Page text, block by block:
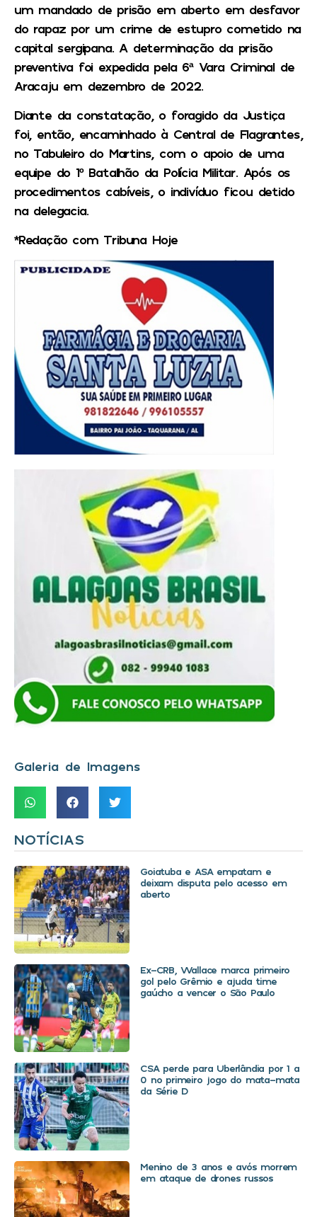
um mandado de prisão em aberto em desfavor
do rapaz por um crime de estupro cometido na
capital sergipana. A determinação da prisão
preventiva foi expedida pela 6ª Vara Criminal de
Aracaju em dezembro de 2022.
Diante da constatação, o foragido da Justiça
foi, então, encaminhado à Central de Flagrantes,
no Tabuleiro do Martins, com o apoio de uma
equipe do 1º Batalhão da Polícia Militar. Após os
procedimentos cabíveis, o indivíduo ficou detido
na delegacia.
*Redação com Tribuna Hoje
Galeria de Imagens
NOTÍCIAS
Goiatuba e ASA empatam e
deixam disputa pelo acesso em
aberto
Ex-CRB, Wallace marca primeiro
gol pelo Grêmio e ajuda time
gaúcho a vencer o São Paulo
CSA perde para Uberlândia por 1 a
0 no primeiro jogo do mata-mata
da Série D
Menino de 3 anos e avós morrem
em ataque de drones russos